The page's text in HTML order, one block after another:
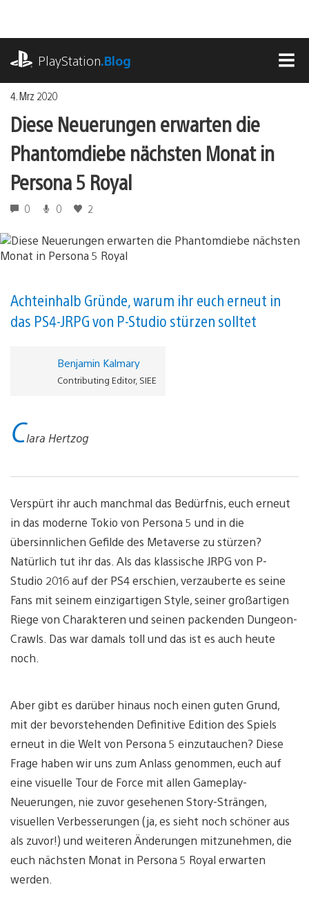
springen
PlayStation.Blog
4. Mrz 2020
Diese Neuerungen erwarten die
Phantomdiebe nächsten Monat in
Persona 5 Royal
0 0 2
Achteinhalb Gründe, warum ihr euch erneut in
das PS4-JRPG von P-Studio stürzen solltet
Benjamin Kalmary
Contributing Editor, SIEE
Clara Hertzog
Verspürt ihr auch manchmal das Bedürfnis, euch erneut
in das moderne Tokio von Persona 5 und in die
übersinnlichen Gefilde des Metaverse zu stürzen?
Natürlich tut ihr das. Als das klassische JRPG von P-
Studio 2016 auf der PS4 erschien, verzauberte es seine
Fans mit seinem einzigartigen Style, seiner großartigen
Riege von Charakteren und seinen packenden Dungeon-
Crawls. Das war damals toll und das ist es auch heute
noch.
Aber gibt es darüber hinaus noch einen guten Grund,
mit der bevorstehenden Definitive Edition des Spiels
erneut in die Welt von Persona 5 einzutauchen? Diese
Frage haben wir uns zum Anlass genommen, euch auf
eine visuelle Tour de Force mit allen Gameplay-
Neuerungen, nie zuvor gesehenen Story-Strängen,
visuellen Verbesserungen (ja, es sieht noch schöner aus
als zuvor!) und weiteren Änderungen mitzunehmen, die
euch nächsten Monat in Persona 5 Royal erwarten
werden.